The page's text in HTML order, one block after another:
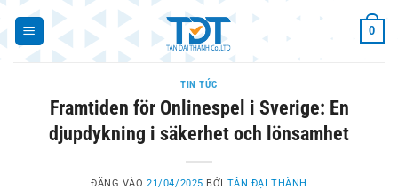
Bỏ
qua
nội
0
TIN TỨC
Framtiden för Onlinespel i Sverige: En
djupdykning i säkerhet och lönsamhet
ĐĂNG VÀO21/04/2025 BỞI TÂN ĐẠI THÀNH